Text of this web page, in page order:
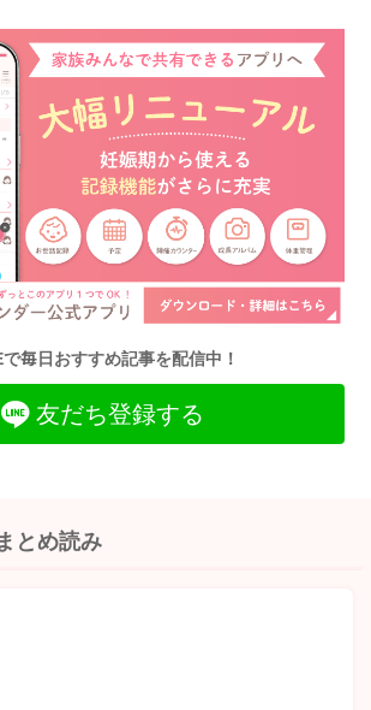
毎日おすすめ記事を配信中！
友だち登録する
とめ読み